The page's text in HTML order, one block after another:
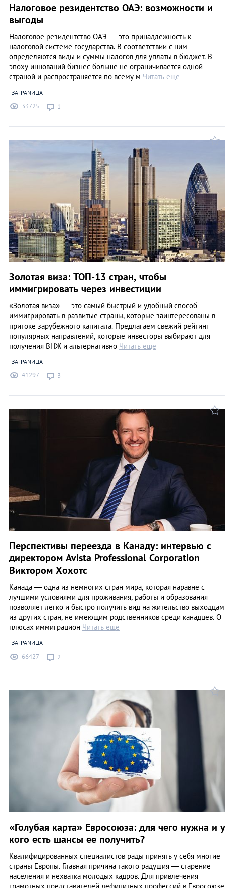
Налоговое резидентство ОАЭ: возможности и
выгоды
Налоговое резидентство ОАЭ — это принадлежность к
налоговой системе государства. В соответствии с ним
определяются виды и суммы налогов для уплаты в бюджет. В
эпоху инноваций бизнес больше не ограничивается одной
страной и распространяется по всему м Читать еще
ЗАГРАNИЦА
33725 1
Золотая виза: ТОП-13 стран, чтобы
иммигрировать через инвестиции
«Золотая виза» ― это самый быстрый и удобный способ
иммигрировать в развитые страны, которые заинтересованы в
притоке зарубежного капитала. Предлагаем свежий рейтинг
популярных направлений, которые инвесторы выбирают для
получения ВНЖ и альтернативно Читать еще
ЗАГРАNИЦА
41297 3
Перспективы переезда в Канаду: интервью с
директором Avista Professional Corporation
Виктором Хохотс
Канада — одна из немногих стран мира, которая наравне с
лучшими условиями для проживания, работы и образования
позволяет легко и быстро получить вид на жительство выходцам
из других стран, не имеющим родственников среди канадцев. О
плюсах иммиграцион Читать еще
ЗАГРАNИЦА
66427 2
«Голубая карта» Евросоюза: для чего нужна и у
кого есть шансы ее получить?
Квалифицированных специалистов рады принять у себя многие
страны Европы. Главная причина такого радушия — старение
населения и нехватка молодых кадров. Для привлечения